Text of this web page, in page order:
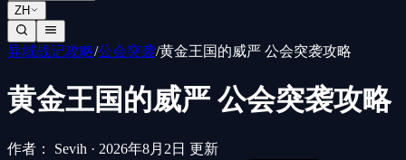
ZH
异域战记攻略/公会突袭/黄金王国的威严 公会突袭攻略
黄金王国的威严 公会突袭攻略
作者： Sevih · 2026年8月2日 更新